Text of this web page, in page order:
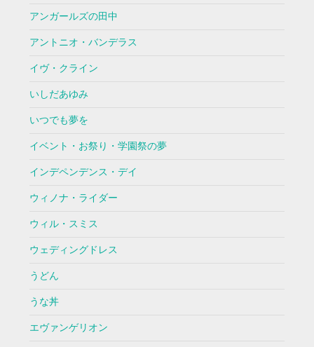
アンガールズの田中
アントニオ・バンデラス
イヴ・クライン
いしだあゆみ
いつでも夢を
イベント・お祭り・学園祭の夢
インデペンデンス・デイ
ウィノナ・ライダー
ウィル・スミス
ウェディングドレス
うどん
うな丼
エヴァンゲリオン